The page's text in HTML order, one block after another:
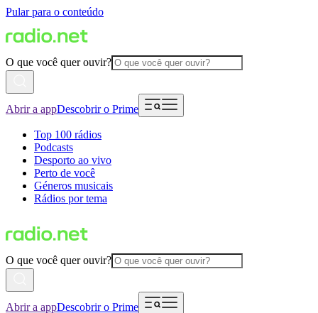
Pular para o conteúdo
O que você quer ouvir?
Abrir a appDescobrir o Prime
Top 100 rádios
Podcasts
Desporto ao vivo
Perto de você
Géneros musicais
Rádios por tema
O que você quer ouvir?
Abrir a appDescobrir o Prime